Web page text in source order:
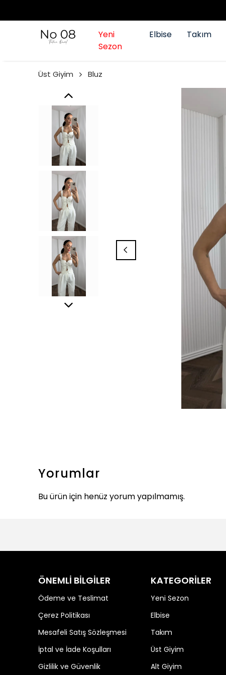
Yeni
Sezon
Elbise Takım
Üst Giyim Bluz
Yorumlar
Bu ürün için henüz yorum yapılmamış.
ÖNEMLİ BİLGİLER
Ödeme ve Teslimat
Çerez Politikası
Mesafeli Satış Sözleşmesi
İptal ve İade Koşulları
Gizlilik ve Güvenlik
KATEGORİLER
Yeni Sezon
Elbise
Takım
Üst Giyim
Alt Giyim